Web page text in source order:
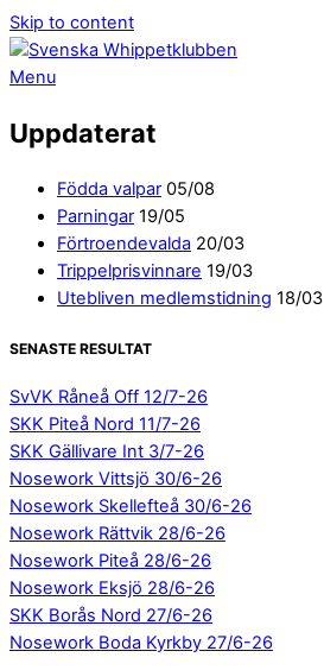
Skip to content
Menu
Uppdaterat
Födda valpar 05/08
Parningar 19/05
Förtroendevalda 20/03
Trippelprisvinnare 19/03
Utebliven medlemstidning 18/03
SENASTE RESULTAT
SvVK Råneå Off 12/7-26
SKK Piteå Nord 11/7-26
SKK Gällivare Int 3/7-26
Nosework Vittsjö 30/6-26
Nosework Skellefteå 30/6-26
Nosework Rättvik 28/6-26
Nosework Piteå 28/6-26
Nosework Eksjö 28/6-26
SKK Borås Nord 27/6-26
Nosework Boda Kyrkby 27/6-26